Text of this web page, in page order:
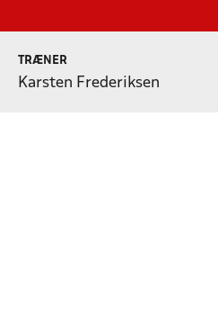
TRÆNER
Karsten Frederiksen